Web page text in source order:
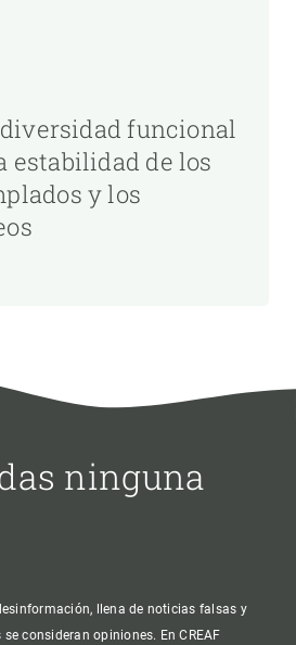
funcional
estabilidad de los
y los
ninguna
llena de noticias falsas y
consideran opiniones. En CREAF